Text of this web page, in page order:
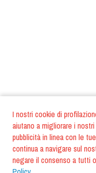
I nostri cookie di
aiutano a migliorare i
pubblicità in linea con le
continua a navigare sul
negare il consenso a tutti